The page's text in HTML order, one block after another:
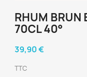
RHUM BRUN
70CL 40°
39,90 €
TTC